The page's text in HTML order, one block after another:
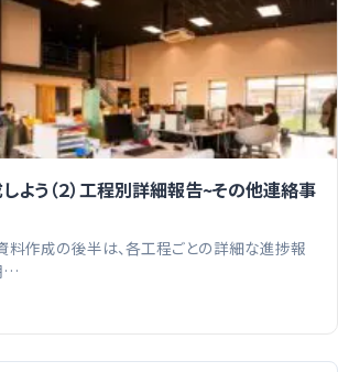
よう（２）工程別詳細報告~その他連絡事
料作成の後半は、各工程ごとの詳細な進捗報
…